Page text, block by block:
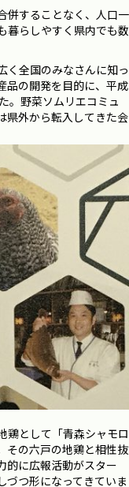
併することなく、人口一
暮らしやすく県内でも数
く全国のみなさんに知っ
品の開発を目的に、平成
。野菜ソムリエコミュ
県外から転入してきた会
鶏として「青森シャモロ
の六戸の地鶏と相性抜
的に広報活動がスター
づつ形になってきていま